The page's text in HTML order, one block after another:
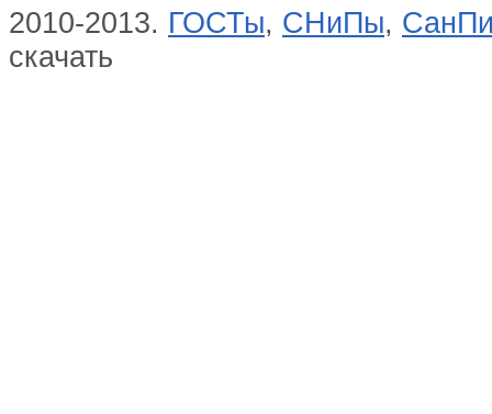
2010-2013. ГОСТы, СНиПы,
скачать